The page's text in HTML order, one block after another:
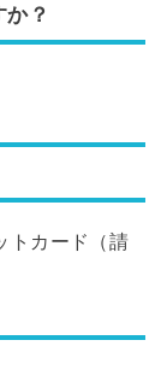
？
トカード（請